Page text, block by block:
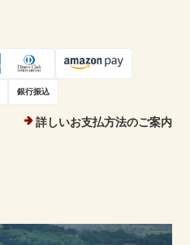
銀行振込
詳しいお支払方法のご案内